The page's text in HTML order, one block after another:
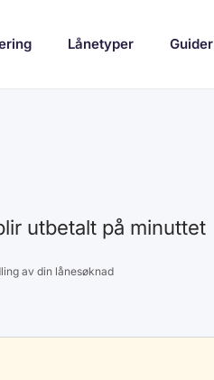
Lånetyper Guider
utbetalt på minuttet
av din lånesøknad